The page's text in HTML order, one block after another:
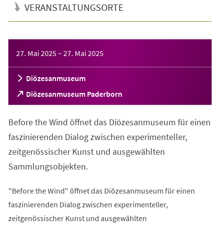
VERANSTALTUNGSORTE
27. Mai 2025– 27. Mai 2025
Diözesanmuseum
Diözesanmuseum Paderborn
(Öffnet
in
neuen
Tab)
Before the Wind öffnet das Diözesanmuseum für einen
faszinierenden Dialog zwischen experimenteller,
zeitgenössischer Kunst und ausgewählten
Sammlungsobjekten.
"Before the Wind" öffnet das Diözesanmuseum für einen
faszinierenden Dialog zwischen experimenteller,
zeitgenössischer Kunst und ausgewählten